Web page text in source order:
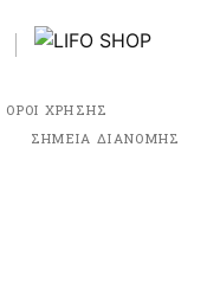
ΟΡΟΙ ΧΡΗΣΗΣ
ΣΗΜΕΙΑ ΔΙΑΝΟΜΗΣ